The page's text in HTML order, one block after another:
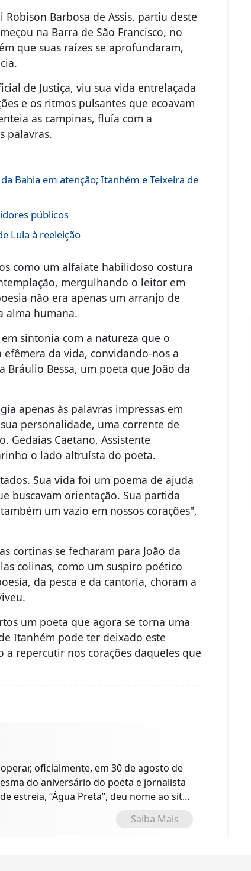
Barbosa de Assis, partiu deste
na Barra de São Francisco, no
que suas raízes se aprofundaram,
de Justiça, viu sua vida entrelaçada
e os ritmos pulsantes que ecoavam
as campinas, fluía com a
palavras.
Bahia em atenção; Itanhém e Teixeira de
públicos
Lula à reeleição
como um alfaiate habilidoso costura
mergulhando o leitor em
não era apenas um arranjo de
alma humana.
sintonia com a natureza que o
da vida, convidando-nos a
Bessa, um poeta que João da
apenas às palavras impressas em
personalidade, uma corrente de
Gedaias Caetano, Assistente
o lado altruísta do poeta.
Sua vida foi um poema de ajuda
buscavam orientação. Sua partida
um vazio em nossos corações",
cortinas se fecharam para João da
colinas, como um suspiro poético
da pesca e da cantoria, choram a
um poeta que agora se torna uma
Itanhém pode ter deixado este
repercutir nos corações daqueles que
oficialmente, em 30 de agosto de
do aniversário do poeta e jornalista
estreia, “Água Preta”, deu nome ao site
Saiba Mais